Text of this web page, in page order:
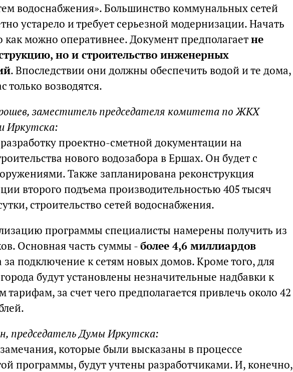
водоснабжения». Большинство коммунальных сетей
устарело и требует серьезной модернизации. Начать
как можно оперативнее. Документ предполагаетне
но и строительство инженерных
. Впоследствии они должны обеспечить водой и те дома,
только возводятся.
заместитель председателя комитета по ЖКХ
Иркутска:
проектно-сметной документации на
нового водозабора в Ершах. Он будет с
Также запланирована реконструкция
второго подъема производительностью 405 тысяч
строительство сетей водоснабжения.
программы специалисты намерены получить из
Основная часть суммы -более 4,6 миллиардов
за подключение к сетям новых домов. Кроме того, для
будут установлены незначительные надбавки к
за счет чего предполагается привлечь около 42
председатель Думы Иркутска:
которые были высказаны в процессе
программы, будут учтены разработчиками. И, конечно,